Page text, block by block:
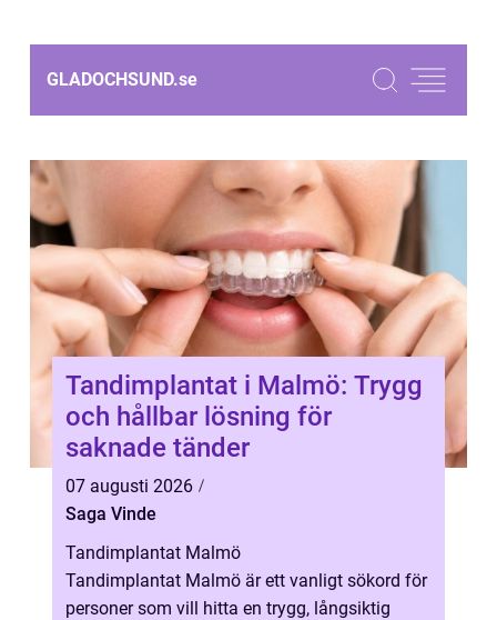
GLADOCHSUND.se
Tandimplantat i Malmö: Trygg
och hållbar lösning för
saknade tänder
07 augusti 2026
Saga Vinde
Tandimplantat Malmö
Tandimplantat Malmö är ett vanligt sökord för
personer som vill hitta en trygg, långsiktig